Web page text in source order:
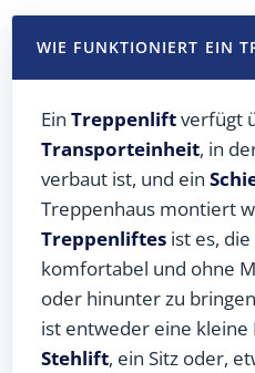
WIE FUNKTIONIERT EIN
Ein Treppenliftverfügt
Transporteinheit, in
verbaut ist, und ein
Treppenhaus montiert
Treppenliftes ist es,
komfortabel und ohne
oder hinunter zu
ist entweder eine
Stehlift, ein Sitz oder,